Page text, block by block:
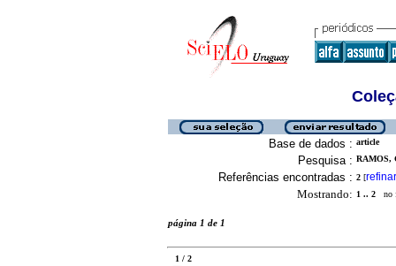
Base de dados : article
Pesquisa : RAMOS,
Referências encontradas : 2 [refinar
Mostrando: 1 .. 2 no
página 1 de 1
1 / 2